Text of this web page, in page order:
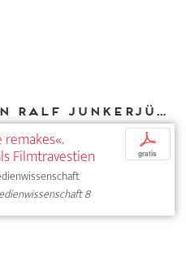
Weitere Texte von Ralf Junkerjürgen bei DIAPHANES
Filmtravestien
8
p
gratis